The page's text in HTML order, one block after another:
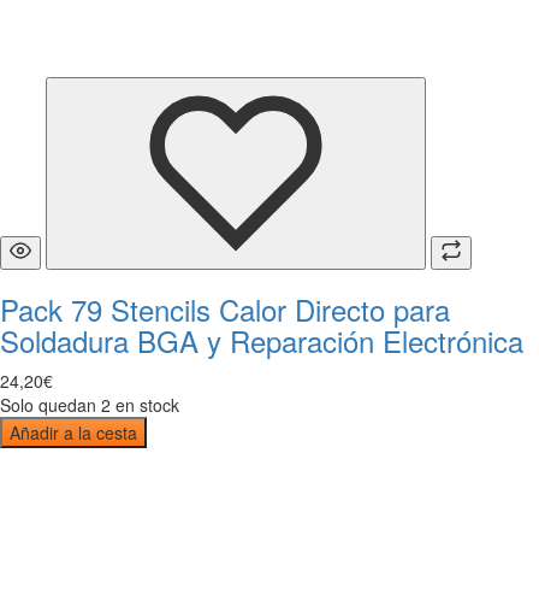
Pack 79 Stencils Calor Directo para
Soldadura BGA y Reparación Electrónica
24,20€
Solo quedan 2 en stock
Añadir a la cesta